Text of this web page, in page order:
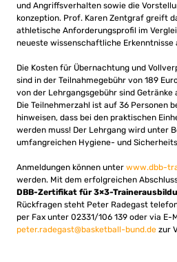
und Angriffsverhalten sowie die
konzeption. Prof. Karen Zentgraf greift
athletische Anforderungsprofil im
neueste wissenschaftliche Erkenntnisse
Die Kosten für Übernachtung und
sind in der Teilnahmegebühr von 189
von der Lehrgangsgebühr sind Getränke
Die Teilnehmerzahl ist auf 36 Personen
hinweisen, dass bei den praktischen
werden muss! Der Lehrgang wird unter
umfangreichen Hygiene- und
Anmeldungen können unter www.dbb-
werden. Mit dem erfolgreichen
DBB-Zertifikat für 3×3-
Rückfragen steht Peter Radegast
per Fax unter 02331/106 139 oder via E-
peter.radegast@basketball-bund.de zur